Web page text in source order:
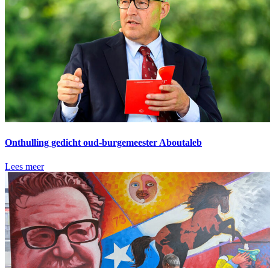
Onthulling gedicht oud-burgemeester Aboutaleb
Lees meer